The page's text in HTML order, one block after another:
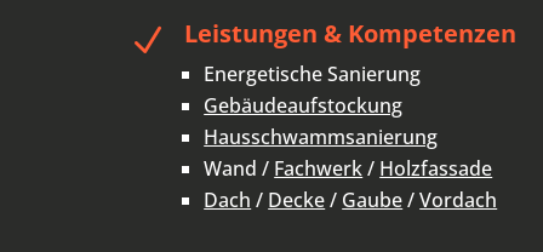
N Leistungen & Kompetenzen
Energetische Sanierung
Gebäudeaufstockung
Hausschwammsanierung
Wand / Fachwerk/ Holzfassade
Dach / Decke/ Gaube/Vordach